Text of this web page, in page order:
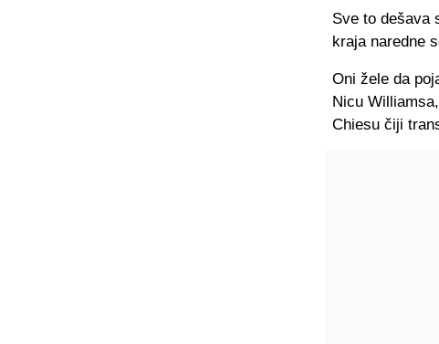
Sve to dešava
kraja naredne
Oni žele da
Nicu
Chiesu čiji